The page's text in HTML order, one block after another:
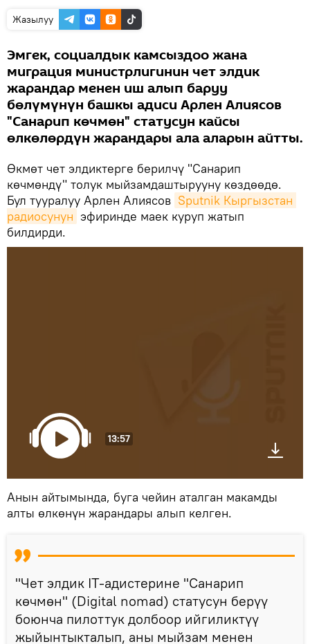
Жазылуу
Эмгек, социалдык камсыздоо жана
миграция министрлигинин чет элдик
жарандар менен иш алып баруу
бөлүмүнүн башкы адиси Арлен Алиясов
"Санарип көчмөн" статусун кайсы
өлкөлөрдүн жарандары ала аларын айтты.
Өкмөт чет элдиктерге берилчү "Санарип
көчмөндү" толук мыйзамдаштырууну көздөөдө.
Бул тууралуу Арлен Алиясов Sputnik Кыргызстан
радиосунун эфиринде маек куруп жатып
билдирди.
13:57
Анын айтымында, буга чейин аталган макамды
алты өлкөнүн жарандары алып келген.
"Чет элдик IT-адистерине "Санарип
көчмөн" (Digital nomad) статусун берүү
боюнча пилоттук долбоор ийгиликтүү
жыйынтыкталып, аны мыйзам менен